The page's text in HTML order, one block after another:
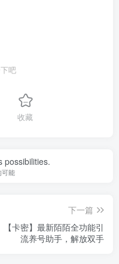
吧
收藏
possibilities.
能
下一篇
【卡密】最新陌陌全功能引
流养号助手，解放双手